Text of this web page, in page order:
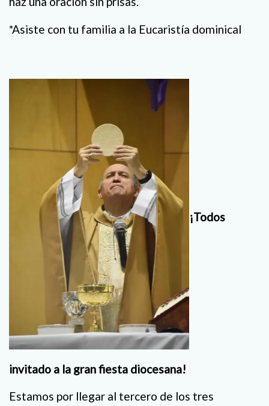
*Asiste con tu familia a la Eucaristía dominical
¡Todos
invitado a la gran fiesta diocesana!
Estamos por llegar al tercero de los tres